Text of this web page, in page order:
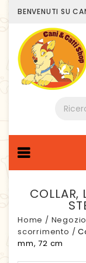
BENVENUTI SU
COLLAR,
Home / Negozio
scorrimento /
mm, 72 cm